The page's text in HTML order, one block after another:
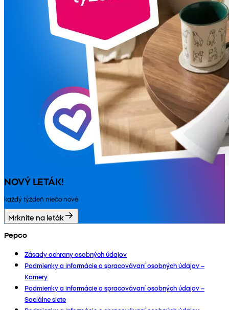
NOVÝ LETÁK!
každý týždeň niečo nové
Mrknite na leták
Pepco
Zásady ochrany osobných údajov
Podmienky a informácie o spracovávaní osobných údajov –
Kamery
Podmienky a informácie o spracovávaní osobných údajov –
Sociálne siete